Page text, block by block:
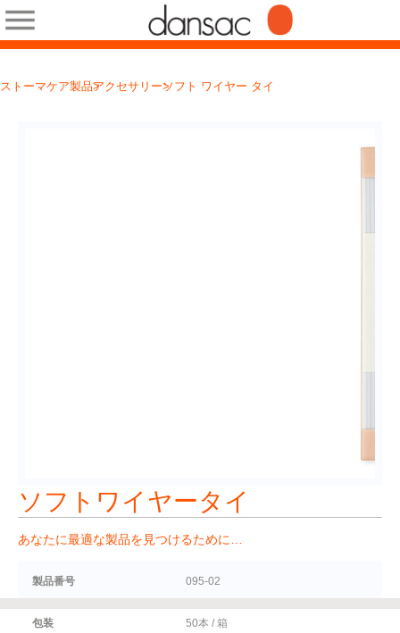
ストーマケア製品アクセサリーソフト ワイヤー タイ
ソフトワイヤータイ
あなたに最適な製品を見つけるために…
製品番号 095-02
包装 50本 / 箱